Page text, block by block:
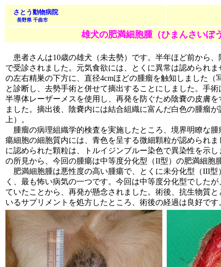
さとう動物病院
長野県 千曲市
雄犬の肥満細胞腫（ひまんさいぼ
患者さんは10歳の雄犬（未去勢）です。半年ほど前から
で受診されました。元気食欲には、とくに異常は認められ
の左右精巣の下方に、直径4cmほどの腫瘤を触知しました（
と診断し、去勢手術と併せて摘出することにしました。手
半導体レーザーメスを使用し、再発を防ぐため陰嚢の皮膚
ました。摘出後、陰嚢内には結合組織に富んだ白色の腫瘤
上）。
腫瘤の病理組織学的検査を実施したところ、境界明瞭な
瘍細胞の細胞質内には、青色を呈する微細顆粒が認められ
に認められた顆粒は、トルイジンブルー染色で異染性を示
の所見から、今回の腫瘍は中等度分化型（II型）の肥満細胞
肥満細胞腫は悪性度の高い腫瘍で、とくに未分化型（III型
く、最も怖い病気の一つです。今回は中等度分化型でした
ていたことから、再発が懸念されました。術後、抗生物質
いるサプリメントを処方したところ、術後の経過は良好です